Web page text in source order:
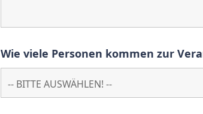
Wie viele Personen kommen zur